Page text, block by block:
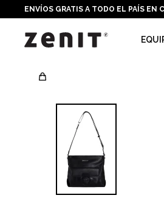
ENVÍOS GRATIS A TODO EL PAÍS EN